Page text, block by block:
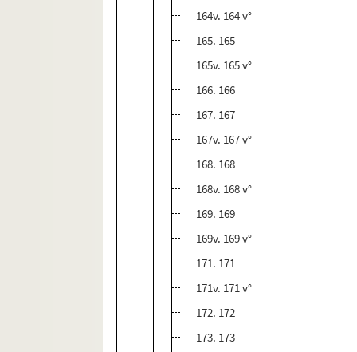
164v. 164 v°
165. 165
165v. 165 v°
166. 166
167. 167
167v. 167 v°
168. 168
168v. 168 v°
169. 169
169v. 169 v°
171. 171
171v. 171 v°
172. 172
173. 173